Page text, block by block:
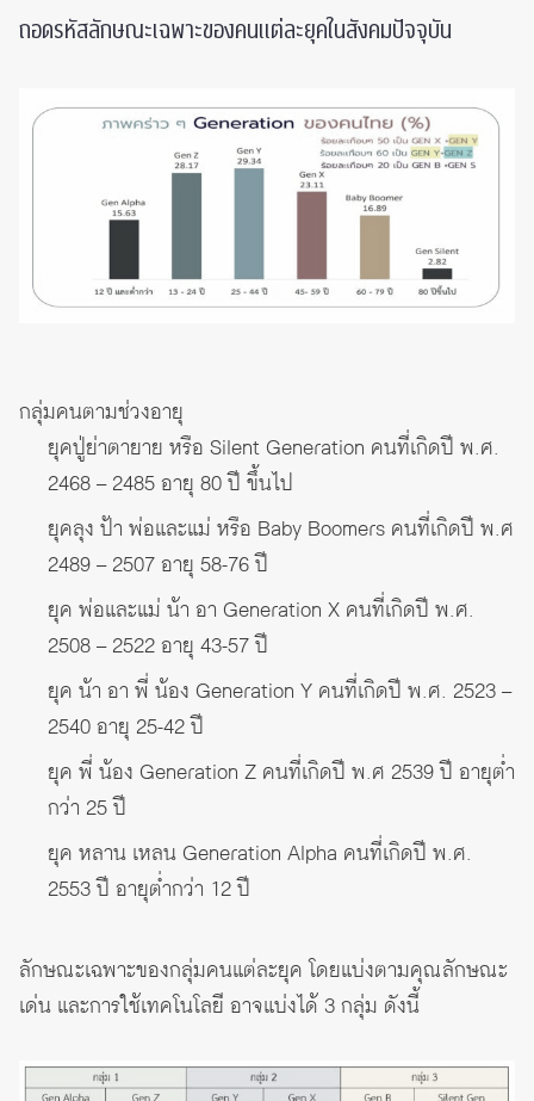
ถอดรหัสลักษณะเฉพาะของคนแต่ละยุคในสังคมปัจจุบัน
กลุ่มคนตามช่วงอายุ
ยุคปู่ย่าตายาย หรือ Silent Generation คนที่เกิดปี พ.ศ.
2468 – 2485 อายุ 80 ปี ขึ้นไป
ยุคลุง ป้า พ่อและแม่ หรือ Baby Boomers คนที่เกิดปี พ.ศ
2489 – 2507 อายุ 58-76 ปี
ยุค พ่อและแม่ น้า อา Generation X คนที่เกิดปี พ.ศ.
2508 – 2522 อายุ 43-57 ปี
ยุค น้า อา พี่ น้อง Generation Y คนที่เกิดปี พ.ศ. 2523 –
2540 อายุ 25-42 ปี
ยุค พี่ น้อง Generation Z คนที่เกิดปี พ.ศ 2539 ปี อายุต่ำ
กว่า 25 ปี
ยุค หลาน เหลน Generation Alpha คนที่เกิดปี พ.ศ.
2553 ปี อายุต่ำกว่า 12 ปี
ลักษณะเฉพาะของกลุ่มคนแต่ละยุค โดยแบ่งตามคุณลักษณะ
เด่น และการใช้เทคโนโลยี อาจแบ่งได้ 3 กลุ่ม ดังนี้